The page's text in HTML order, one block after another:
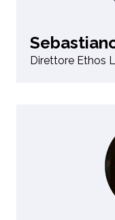
Direttore Ethos